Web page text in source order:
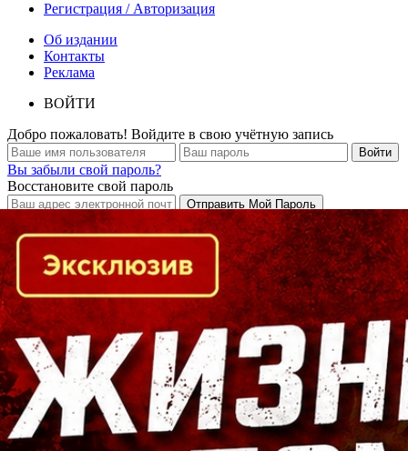
Регистрация / Авторизация
Об издании
Контакты
Реклама
ВОЙТИ
Добро пожаловать! Войдите в свою учётную запись
Вы забыли свой пароль?
Восстановите свой пароль
Кто есть кто в Байкальском регионе